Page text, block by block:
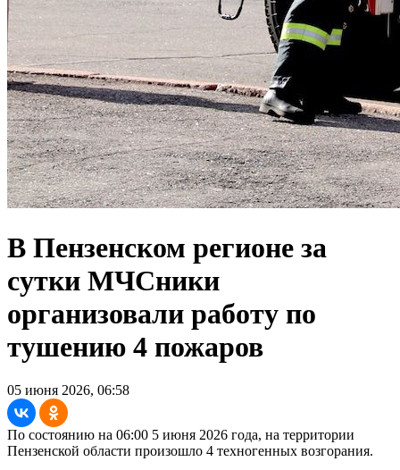
В Пензенском регионе за
сутки МЧСники
организовали работу по
тушению 4 пожаров
05 июня 2026, 06:58
По состоянию на 06:00 5 июня 2026 года, на территории
Пензенской области произошло 4 техногенных возгорания.